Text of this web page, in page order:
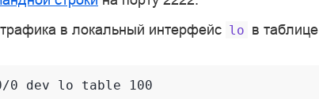
в локальный интерфейс lo в таблице